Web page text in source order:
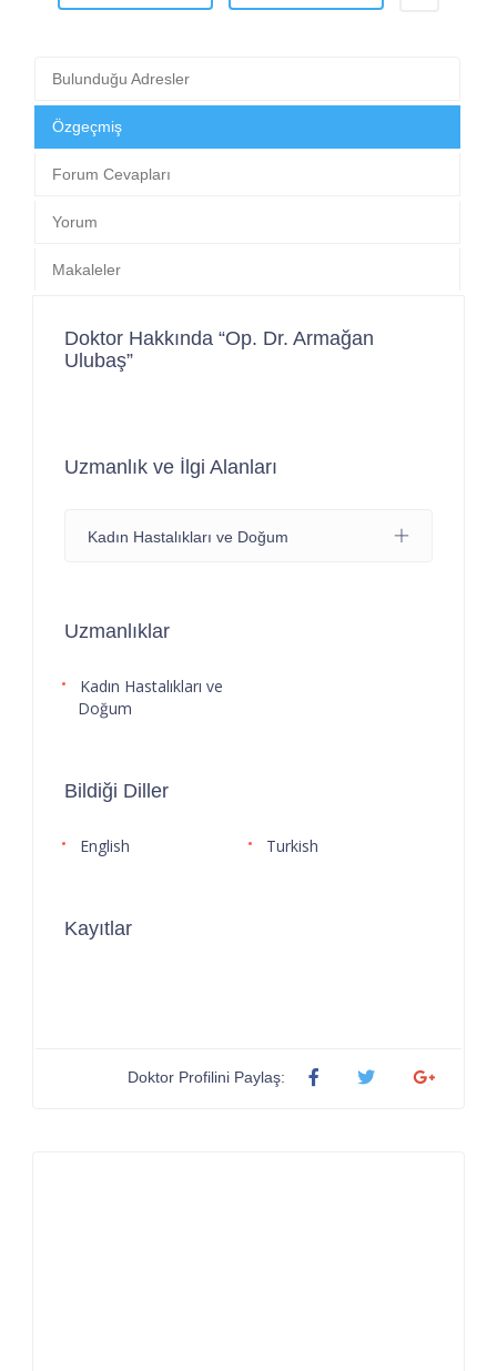
Bulunduğu Adresler
Özgeçmiş
Forum Cevapları
Yorum
Makaleler
Doktor Hakkında “Op. Dr. Armağan
Ulubaş”
Uzmanlık ve İlgi Alanları
Kadın Hastalıkları ve Doğum
Uzmanlıklar
Kadın Hastalıkları ve
Doğum
Bildiği Diller
English Turkish
Kayıtlar
Doktor Profilini Paylaş: